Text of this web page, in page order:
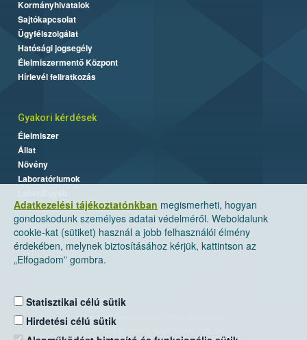
Adatkezelési tájékoztatónkban megismerheti, hogyan
gondoskodunk személyes adatai védelméről. Weboldalunk
cookie-kat (sütiket) használ a jobb felhasználói élmény
érdekében, melynek biztosításához kérjük, kattintson az
„Elfogadom” gombra.
Statisztikai célú sütik
Hirdetési célú sütik
Kormányhivatalok
Sajtókapcsolat
Ügyfélszolgálat
Hatósági jogsegély
Élelmiszermentő Központ
Hírlevél feliratkozás
Gyakori kérdések
Élelmiszer
Állat
Növény
Laboratóriumok
Nemzeti Élelmiszerlánc-biztonsági Hivatal